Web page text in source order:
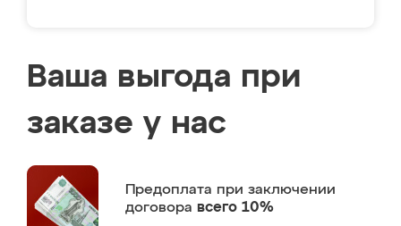
Ваша выгода при
заказе у нас
Предоплата при заключении
договора всего 10%